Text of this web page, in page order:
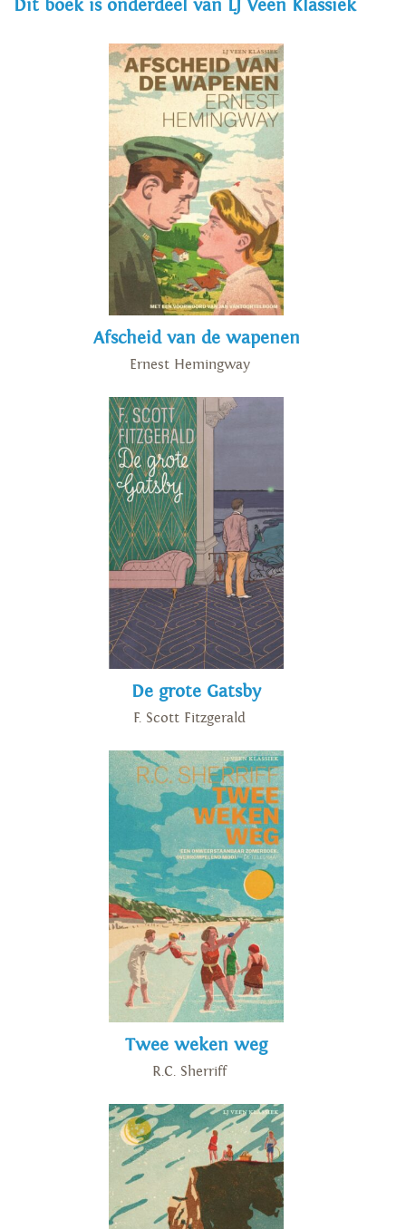
Dit boek is onderdeel van LJ Veen Klassiek
Afscheid van de wapenen
Ernest Hemingway
De grote Gatsby
F. Scott Fitzgerald
Twee weken weg
R.C. Sherriff